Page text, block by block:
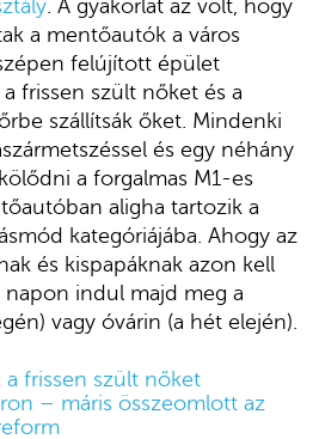
. A gyakorlat az volt, hogy
a mentőautók a város
felújított épület
frissen szült nőket és a
szállítsák őket. Mindenki
és egy néhány
a forgalmas M1-es
aligha tartozik a
kategóriájába. Ahogy az
és kispapáknak azon kell
napon indul majd meg a
vagy óvárin (a hét elején).
frissen szült nőket
– máris összeomlott az